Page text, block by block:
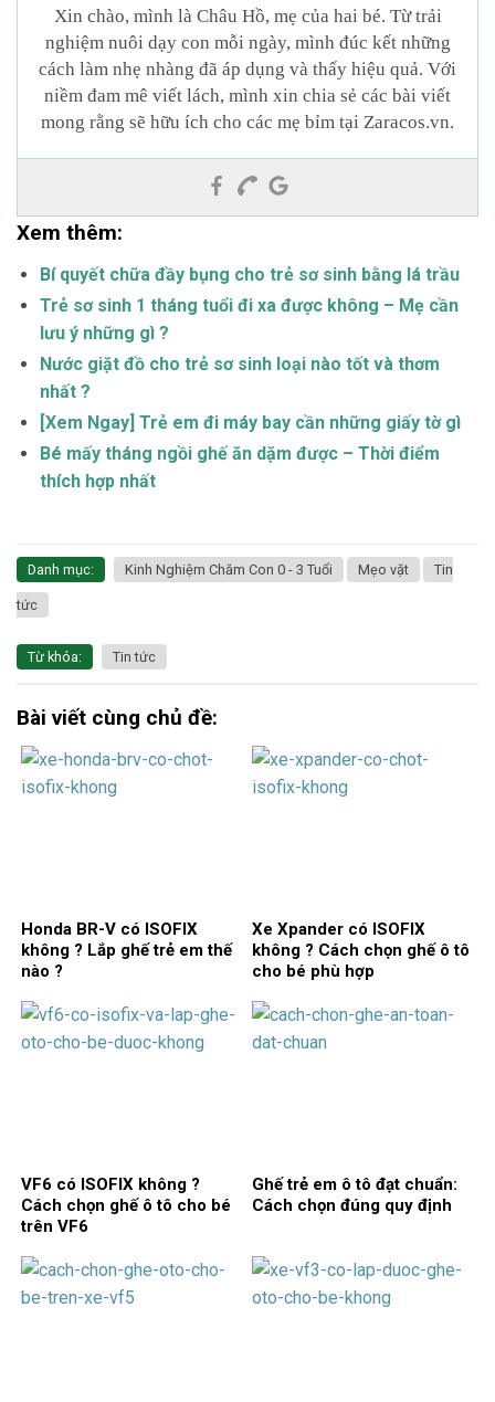
Xin chào, mình là Châu Hồ, mẹ của hai bé. Từ trải
nghiệm nuôi dạy con mỗi ngày, mình đúc kết những
cách làm nhẹ nhàng đã áp dụng và thấy hiệu quả. Với
niềm đam mê viết lách, mình xin chia sẻ các bài viết
mong rằng sẽ hữu ích cho các mẹ bỉm tại Zaracos.vn.
Xem thêm:
Bí quyết chữa đầy bụng cho trẻ sơ sinh bằng lá trầu
Trẻ sơ sinh 1 tháng tuổi đi xa được không – Mẹ cần
lưu ý những gì ?
Nước giặt đồ cho trẻ sơ sinh loại nào tốt và thơm
nhất ?
[Xem Ngay] Trẻ em đi máy bay cần những giấy tờ gì
Bé mấy tháng ngồi ghế ăn dặm được – Thời điểm
thích hợp nhất
Danh mục: Kinh Nghiệm Chăm Con 0 - 3 Tuổi Mẹo vặt Tin
tức
Từ khóa: Tin tức
Bài viết cùng chủ đề:
Honda BR-V có ISOFIX
không ? Lắp ghế trẻ em thế
nào ?
Xe Xpander có ISOFIX
không ? Cách chọn ghế ô tô
cho bé phù hợp
VF6 có ISOFIX không ?
Cách chọn ghế ô tô cho bé
trên VF6
Ghế trẻ em ô tô đạt chuẩn:
Cách chọn đúng quy định